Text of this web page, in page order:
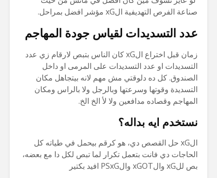
صناعة الفرص التهديفية الxG مؤشر افضل بمراحل.
عدد التسديدات لقياس جودة المهاجم
زمان قبل اختراع الxG كان الناس بتبص لارقام زي عدد
التسديدات او عدد التسديدات على المرمى او داخل
الصندوق. كل ده دلوقتي مش مهم لانه بيتجاهل مكان
التسديدة وقوتها وسرعتها وبالرجل ولا بالراس ومكان
المهاجم وقصاده مدافعين ولا لأ الخ الخ.
نستخدم ايه بداله؟
الxG حل القصص دي، هو كرقم بيحمل في طياته كل
الحاجات دي فانت بتعمل تكرار لما تبص لكل دا مع بعضه،
بص للxG والxGOT والPSxG افيد بكتير